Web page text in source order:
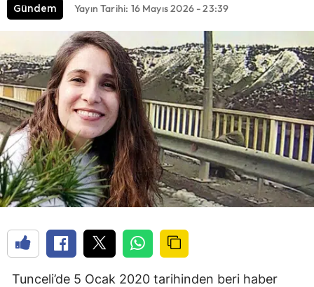
Gündem Yayın Tarihi: 16 Mayıs 2026 - 23:39
Tunceli’de 5 Ocak 2020 tarihinden beri haber